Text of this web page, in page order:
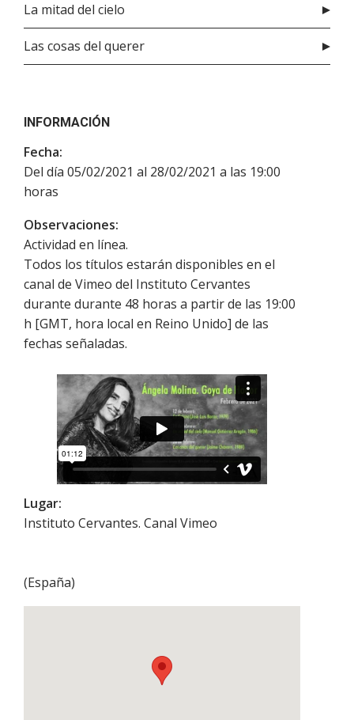
La mitad del cielo
Las cosas del querer
INFORMACIÓN
Fecha:
Del día 05/02/2021 al 28/02/2021 a las 19:00
horas
Observaciones:
Actividad en línea.
Todos los títulos estarán disponibles en el
canal de Vimeo del Instituto Cervantes
durante durante 48 horas a partir de las 19:00
h [GMT, hora local en Reino Unido] de las
fechas señaladas.
Lugar:
Instituto Cervantes. Canal Vimeo
(España)